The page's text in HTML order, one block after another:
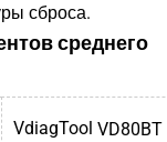
сброса.
среднего
VdiagTool VD80BT